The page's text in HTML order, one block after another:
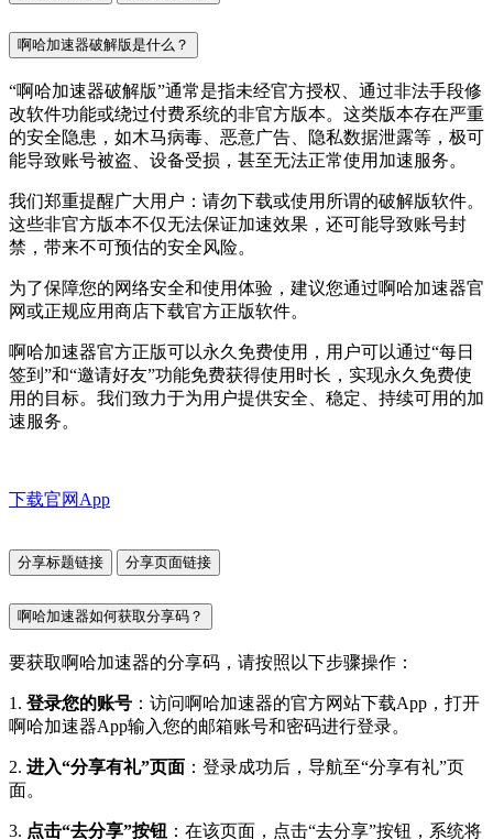
啊哈加速器破解版是什么？
“啊哈加速器破解版”通常是指未经官方授权、通过非法手段修
改软件功能或绕过付费系统的非官方版本。这类版本存在严重
的安全隐患，如木马病毒、恶意广告、隐私数据泄露等，极可
能导致账号被盗、设备受损，甚至无法正常使用加速服务。
我们郑重提醒广大用户：请勿下载或使用所谓的破解版软件。
这些非官方版本不仅无法保证加速效果，还可能导致账号封
禁，带来不可预估的安全风险。
为了保障您的网络安全和使用体验，建议您通过啊哈加速器官
网或正规应用商店下载官方正版软件。
啊哈加速器官方正版可以永久免费使用，用户可以通过“每日
签到”和“邀请好友”功能免费获得使用时长，实现永久免费使
用的目标。我们致力于为用户提供安全、稳定、持续可用的加
速服务。
下载官网App
分享标题链接 分享页面链接
啊哈加速器如何获取分享码？
要获取啊哈加速器的分享码，请按照以下步骤操作：
1. 登录您的账号 ：访问啊哈加速器的官方网站下载App，打开
啊哈加速器App输入您的邮箱账号和密码进行登录。
2. 进入“分享有礼”页面 ：登录成功后，导航至“分享有礼”页
面。
3. 点击“去分享”按钮 ：在该页面，点击“去分享”按钮，系统将